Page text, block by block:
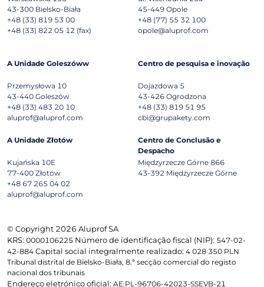
43-300 Bielsko-Biała
+48 (33) 819 53 00
+48 (33) 822 05 12 (fax)
45-449 Opole
+48 (77) 55 32 100
opole@aluprof.com
A Unidade Goleszóww
Przemysłowa 10
43-440 Goleszów
+48 (33) 483 20 10
aluprof@aluprof.com
Centro de pesquisa e inovação
Dojazdowa 5
43-426 Ogrodzona
+48 (33) 819 51 95
cbi@grupakety.com
A Unidade Złotów
Kujańska 10E
77-400 Złotów
+48 67 265 04 02
aluprof@aluprof.com
Centro de Conclusão e
Despacho
Międzyrzecze Górne 866
43-392 Międzyrzecze Górne
© Copyright 2026 Aluprof SA
KRS: 0000106225 Número de identificação fiscal (NIP): 547-02-
42-884 Capital social integralmente realizado: 4 028 350 PLN
Tribunal distrital de Bielsko-Biała, 8.ª secção comercial do registo
nacional dos tribunais
Endereço eletrónico oficial: AE:PL-96706-42023-SSEVB-21